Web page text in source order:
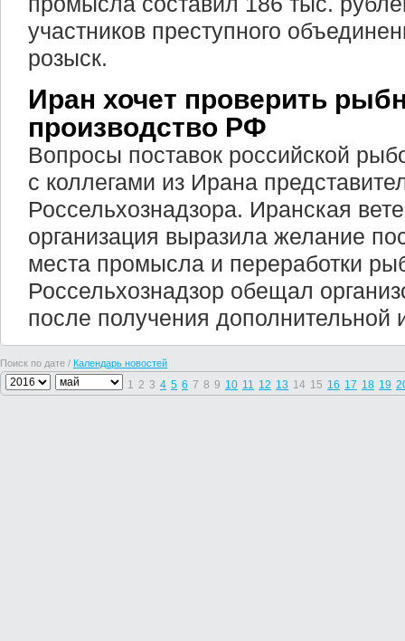
участников преступного
розыск.
Иран хочет проверить
производство РФ
Вопросы поставок российской
с коллегами из Ирана
Россельхознадзора. Иранская
организация выразила желание
места промысла и переработки
Россельхознадзор обещал
после получения
Поиск по дате / Календарь новостей
1 2 3 4 5 6 7 8 9 10 11 12 13 14 15 16 17 18 19